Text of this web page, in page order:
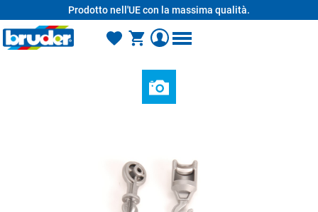
Prodotto nell'UE con la massima qualità.